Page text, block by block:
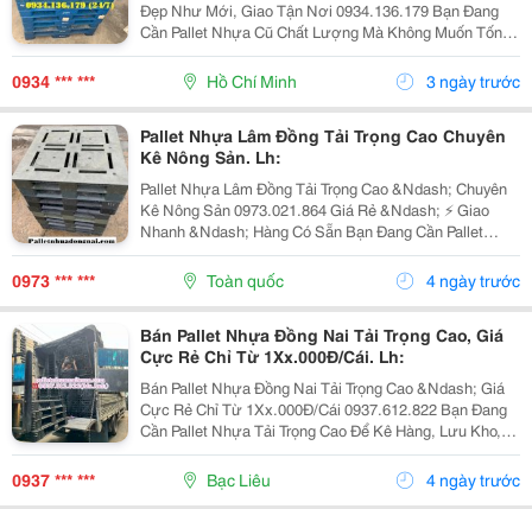
Đẹp Như Mới, Giao Tận Nơi 0934.136.179 Bạn Đang
Cần Pallet Nhựa Cũ Chất Lượng Mà Không Muốn Tốn
Quá Nhiều Chi Phí? Đến Ngay Với Chúng Tôi Để Sở
Hữu Những Mẫu Pallet Đẹp Như Mới , Bền Bỉ, Chịu Tải
0934 *** *** Hồ Chí Minh 3 ngày trước
Pallet Nhựa Lâm Đồng Tải Trọng Cao Chuyên
Kê Nông Sản. Lh:
Pallet Nhựa Lâm Đồng Tải Trọng Cao &Ndash; Chuyên
Kê Nông Sản 0973.021.864 Giá Rẻ &Ndash; ⚡ Giao
Nhanh &Ndash; Hàng Có Sẵn Bạn Đang Cần Pallet
Nhựa Tải Trọng Cao Tại Lâm Đồng Để Kê Cà Phê ☕ ,
Sầu Riêng , Rau Củ , Hoa , Trái Cây Hay Các Loại
Nông...
0973 *** *** Toàn quốc 4 ngày trước
Bán Pallet Nhựa Đồng Nai Tải Trọng Cao, Giá
Cực Rẻ Chỉ Từ 1Xx.000Đ/Cái. Lh:
Bán Pallet Nhựa Đồng Nai Tải Trọng Cao &Ndash; Giá
Cực Rẻ Chỉ Từ 1Xx.000Đ/Cái 0937.612.822 Bạn Đang
Cần Pallet Nhựa Tải Trọng Cao Để Kê Hàng, Lưu Kho,
Xuất Khẩu Hoặc Vận Chuyển? Chúng Tôi Chuyên Cung
Cấp Pallet Nhựa Mới Và Pallet Nhựa Cũ Chất Lượng...
0937 *** *** Bạc Liêu 4 ngày trước